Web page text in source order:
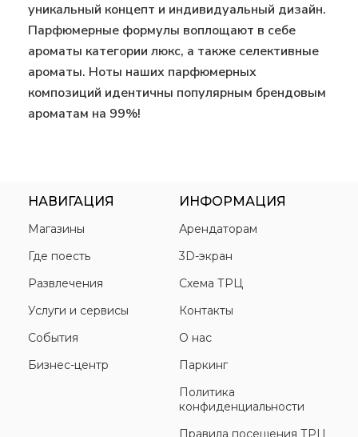
уникальный концепт и индивидуальный дизайн.
Парфюмерные формулы воплощают в себе
ароматы категории люкс, а также селективные
ароматы. Ноты наших парфюмерных
композиций идентичны популярным брендовым
ароматам на 99%!
НАВИГАЦИЯ
Магазины
Где поесть
Развлечения
Услуги и сервисы
События
Бизнес-центр
ИНФОРМАЦИЯ
Арендаторам
3D-экран
Схема ТРЦ
Контакты
О нас
Паркинг
Политика
конфиденциальности
Правила посещения ТРЦ